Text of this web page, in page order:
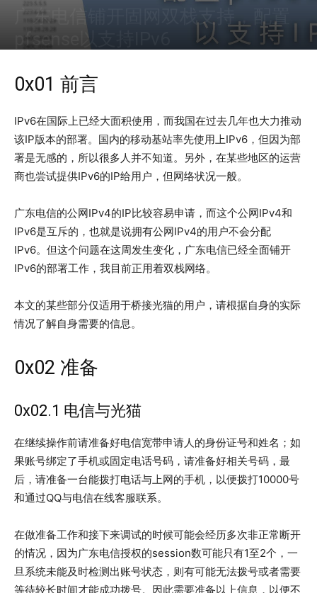
广东电信铺开固网双栈支持，配置
pfsense以支持IPv6
0x01 前言
IPv6在国际上已经大面积使用，而我国在过去几年也大力推动
该IP版本的部署。国内的移动基站率先使用上IPv6，但因为部
署是无感的，所以很多人并不知道。另外，在某些地区的运营
商也尝试提供IPv6的IP给用户，但网络状况一般。
广东电信的公网IPv4的IP比较容易申请，而这个公网IPv4和
IPv6是互斥的，也就是说拥有公网IPv4的用户不会分配
IPv6。但这个问题在这周发生变化，广东电信已经全面铺开
IPv6的部署工作，我目前正用着双栈网络。
本文的某些部分仅适用于桥接光猫的用户，请根据自身的实际
情况了解自身需要的信息。
0x02 准备
0x02.1 电信与光猫
在继续操作前请准备好电信宽带申请人的身份证号和姓名；如
果账号绑定了手机或固定电话号码，请准备好相关号码，最
后，请准备一台能拨打电话与上网的手机，以便拨打10000号
和通过QQ与电信在线客服联系。
在做准备工作和接下来调试的时候可能会经历多次非正常断开
的情况，因为广东电信授权的session数可能只有1至2个，一
旦系统未能及时检测出账号状态，则有可能无法拨号或者需要
等待较长时间才能成功拨号。因此需要准备以上信息，以便不